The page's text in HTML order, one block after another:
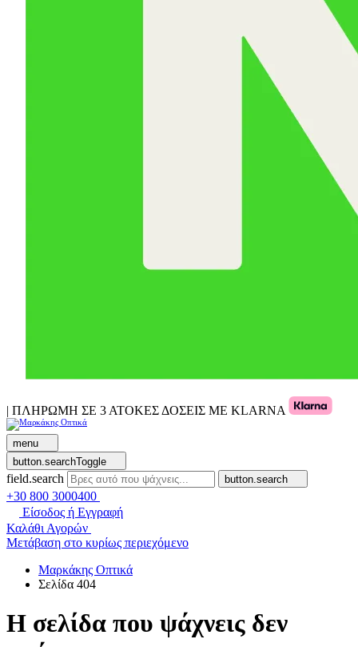
| ΠΛΗΡΩΜΗ ΣΕ 3 ΑΤΟΚΕΣ ΔΟΣΕΙΣ ΜΕ KLARNA
menu
button.searchToggle
field.search button.search
+30 800 3000400
Είσοδος ή Εγγραφή
Καλάθι Αγορών
Μετάβαση στο κυρίως περιεχόμενο
Μαρκάκης Οπτικά
Σελίδα 404
Η σελίδα που ψάχνεις δεν